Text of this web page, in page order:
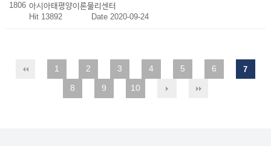
1806 아시아태평양이론물리센터
Hit 13892 Date 2020-09-24
1 2 3 4 5 6 7
8 9 10